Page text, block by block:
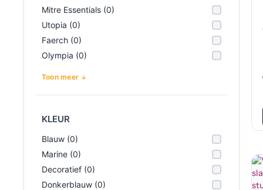
Mitre Essentials (0)
Utopia (0)
Faerch (0)
Olympia (0)
Toon meer
KLEUR
Blauw (0)
Marine (0)
Decoratief (0)
Donkerblauw (0)